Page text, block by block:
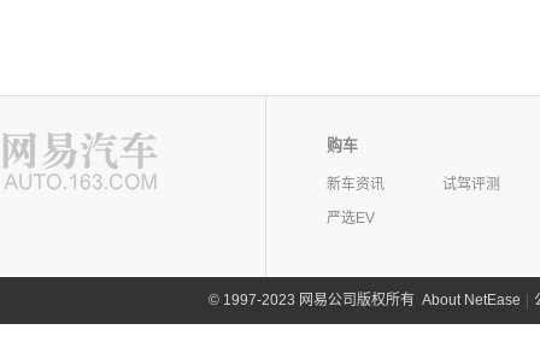
购车
新车资讯
试驾评测
严选EV
©1997-2023 网易公司版权所有 About NetEase